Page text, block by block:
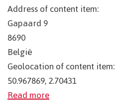
Address of content item:
Gapaard 9
8690
België
Geolocation of content item:
50.967869, 2.70431
Read more